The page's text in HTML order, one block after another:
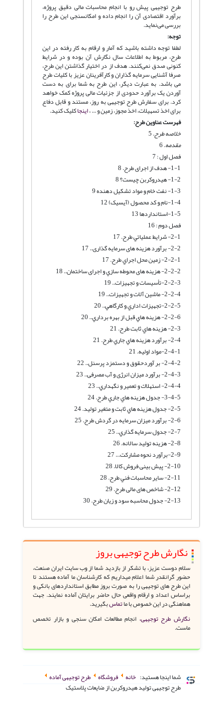
طرح توجیهی پیش رو با انجام محاسبات مالی دقیق پروژه،
برآورد اقتصادی آن را انجام داده و امکانسنجی این طرح را
بررسی می‌نماید.
توجه:
لطفا توجه داشته باشید که آمار و ارقام به کار رفته در این
طرح، مربوط به اطلاعات سال نگارش آن بوده و در شرایط
کنونی صدق نمی‌کنند. هدف از در اختیار گذاشتن این طرح،
صرفا آشنایی سرمایه گذاران و کارآفرینان عزیز با کلیات طرح
می باشد. به عبارت دیگر، این طرح به شما برای به دست
آوردن یک برآورد حدودی از جزئیات مالی پروژه کمک خواهد
کرد. برای سفارش طرح توجیهی به روز، مستند و قابل دفاع
برای اخذ تسهیلات، اخذ مجوز، زمین و ... ،اینجاکلیک کنید.
فهرست عناوین طرح:
خلاصه طرح. 5
مقدمه. 6
فصل اول : 7
1-1- هدف از اجرای طرح. 8
1-2- هیدروکربن چیست؟ 8
1-3- نفت خام و مواد تشکیل دهنده 9
1-4-نام و کد محصول (آیسیک) 12
1-5-استانداردها 13
فصل دوم : 16
2-1- شرايط عملياتي طرح. 17
2-2- برآورد هزینه های سرمایه گذاری.. 17
2-2-1- زمين محل اجراي طرح. 17
2-2-2- هزینه های محوطه سازي و اجرای ساختمان.. 18
2-2-3-تأسيسات و تجهيزات.. 19
2-2-4- ماشین آلات و تجهیزات.. 19
2-2-5-تجهيزات اداري و كارگاهي.. 20
2-2-6- هزينه هاي قبل از بهره برداري.. 20
2-3- هزينه هاي ثابت طرح. 21
2-4- برآورد هزينه هاي جاري طرح. 21
2-4-1-مواد اوليه. 21
2-4-2- بر آوردحقوق و دستمزد پرسنل.. 22
2-4-3- برآورد میزان انرژی و آب مصرفی.. 23
2-4-4- استهلاك و تعمير و نگهداري.. 23
3-4-5- جدول هزينه هاي جاري طرح. 24
2-5- جدول هزينه هاي ثابت و متغير توليد. 24
2-6- برآورد میزان سرمایه در گردش طرح. 25
2-7- جدول سرمايه گذاري.. 25
2-8- هزینه تولید سالانه. 26
2-9-برآورد نحوه مشارکت... 27
2-10- پیش بینی فروش کالا. 28
2-11- ساير محاسبات فني طرح. 28
2-12- شاخص های مالی طرح. 29
2-13- جدول محاسبه سود و زیان طرح. 30
نگارش طرح توجیهی بروز
سلام دوست عزیز، با تشکر از بازدید شما از وب سایت ایران صنعت،
حضور گرانقدر شما اعلام میداریم که کارشناسان ما آماده هستند تا
این طرح های توجیهی را به صورت بروز مطابق استانداردهای بانکی و
براساس اعداد و ارقام واقعی حال حاضر برایتان آماده نمایند. جهت
هماهنگی در این خصوص با ماتماسبگیرید.
نگارش طرح توجیهی، انجام مطالعات امکان سنجی و بازار تخصص
ماست.
شما اینجا هستید: خانه فروشگاه طرح توجیهی آماده
طرح توجیهی تولید هیدروکربن از ضایعات پلاستیک